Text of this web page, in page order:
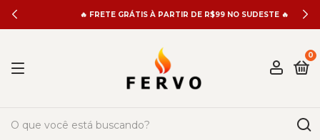
🔥 FRETE GRÁTIS À PARTIR DE R$99 NO SUDESTE 🔥
0